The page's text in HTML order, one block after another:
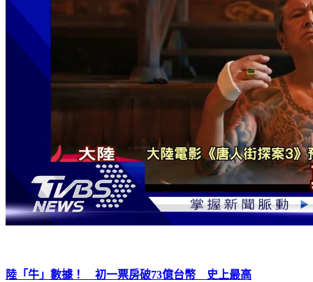
陸「牛」數據！ 初一票房破73億台幣 史上最高